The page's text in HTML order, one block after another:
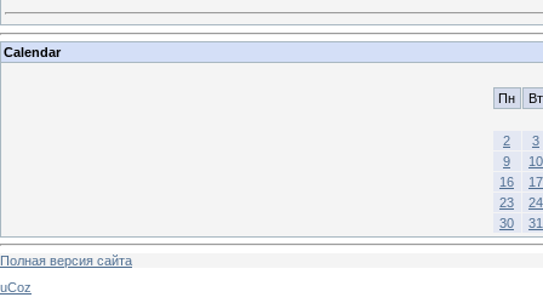
Calendar
Пн Вт
2
3
9
10
16
17
23
24
30
31
Полная версия сайта
uCoz